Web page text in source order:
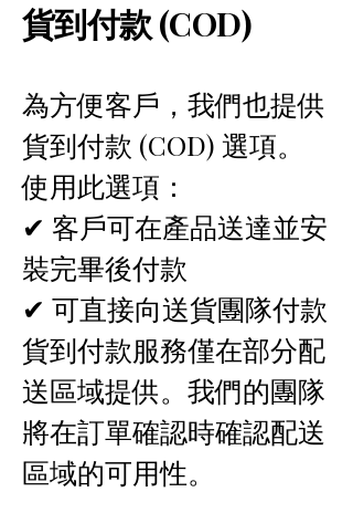
貨到付款 (COD)
為方便客戶，我們也提供
貨到付款 (COD) 選項。
使用此選項：
✔ 客戶可在產品送達並安
裝完畢後付款
✔ 可直接向送貨團隊付款
貨到付款服務僅在部分配
送區域提供。我們的團隊
將在訂單確認時確認配送
區域的可用性。